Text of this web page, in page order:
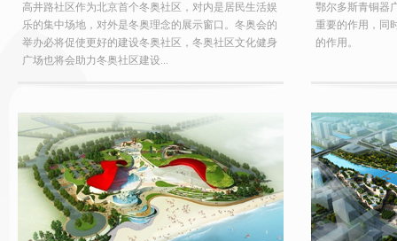
高井路社区作为北京首个冬奥社区，对内是居民生活娱
乐的集中场地，对外是冬奥理念的展示窗口。冬奥会的
举办必将促使更好的建设冬奥社区，冬奥社区文化健身
广场也将会助力冬奥社区建设...
鄂尔多斯青铜器
重要的作用，同
的作用。